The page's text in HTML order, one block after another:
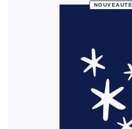
NOUVEAUTÉ